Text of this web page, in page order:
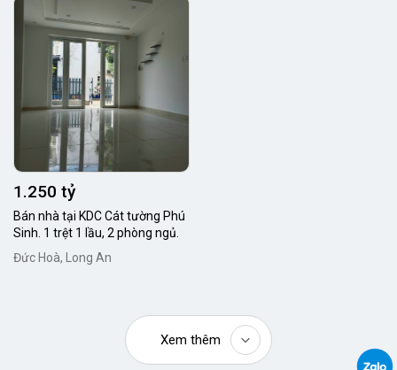
1.250 tỷ
Bán nhà tại KDC Cát tường Phú
Sinh. 1 trệt 1 lầu, 2 phòng ngủ.
Đức Hoà, Long An
Xem thêm